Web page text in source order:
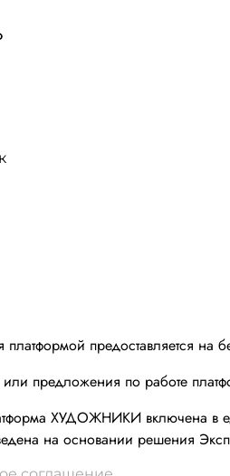
предоставляется на
или предложения по работе
ХУДОЖНИКИ включена в
на основании решения